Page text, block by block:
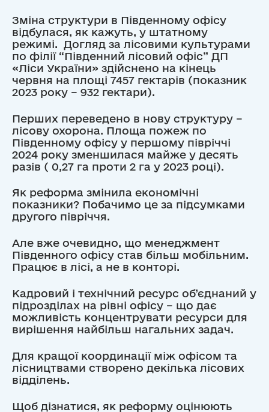
Зміна структури в Південному офісу
відбулася, як кажуть, у штатному
режимі. Догляд за лісовими культурами
по філії “Південний лісовий офіс” ДП
«Ліси України» здійснено на кінець
червня на площі 7457 гектарів (показник
2023 року – 932 гектари).
Перших переведено в нову структуру –
лісову охорона. Площа пожеж по
Південному офісу у першому півріччі
2024 року зменшилася майже у десять
разів ( 0,27 га проти 2 га у 2023 році).
Як реформа змінила економічні
показники? Побачимо це за підсумками
другого півріччя.
Але вже очевидно, що менеджмент
Південного офісу став більш мобільним.
Працює в лісі, а не в конторі.
Кадровий і технічний ресурс об’єднаний у
підрозділах на рівні офісу – що дає
можливість концентрувати ресурси для
вирішення найбільш нагальних задач.
Для кращої координації між офісом та
лісництвами створено декілька лісових
відділень.
Щоб дізнатися, як реформу оцінюють